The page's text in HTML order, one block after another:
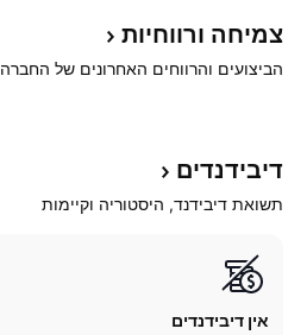
צמיחה ורווחיות
הביצועים והרווחים האחרונים של החברה
דיבידנדים
תשואת דיבידנד, היסטוריה וקיימות
אין דיבידנדים